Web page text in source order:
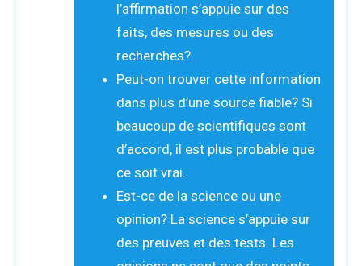
l’affirmation s’appuie sur des
faits, des mesures ou des
recherches?
Peut-on trouver cette information
dans plus d’une source fiable? Si
beaucoup de scientifiques sont
d’accord, il est plus probable que
ce soit vrai.
Est-ce de la science ou une
opinion? La science s’appuie sur
des preuves et des tests. Les